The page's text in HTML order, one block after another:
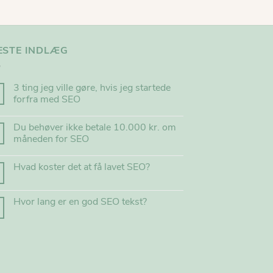
INDLÆG
3 ting jeg ville gøre, hvis jeg startede
forfra med SEO
Du behøver ikke betale 10.000 kr. om
måneden for SEO
Hvad koster det at få lavet SEO?
Hvor lang er en god SEO tekst?